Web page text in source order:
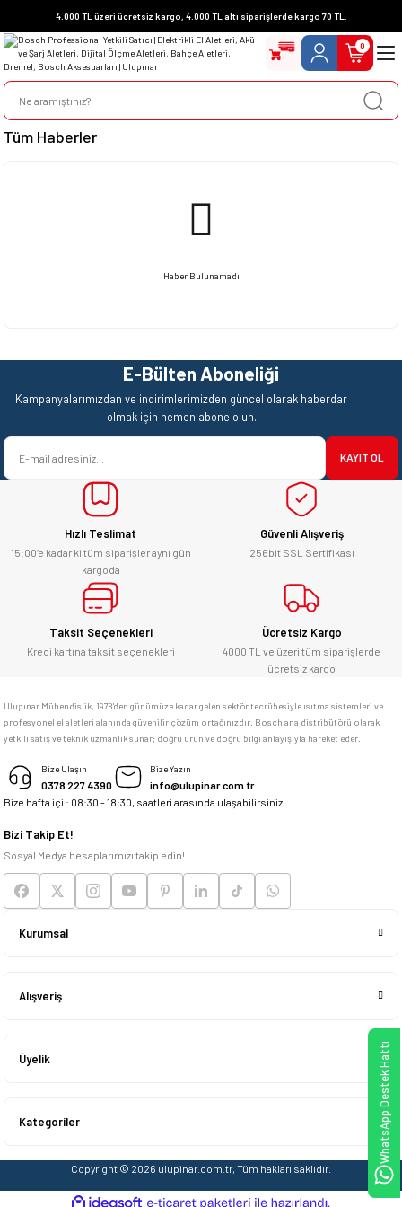
4.000 TL üzeri ücretsiz kargo, 4.000 TL altı siparişlerde kargo 70 TL.
0
Tüm Haberler
Haber Bulunamadı
E-Bülten Aboneliği
Kampanyalarımızdan ve indirimlerimizden güncel olarak haberdar
olmak için hemen abone olun.
KAYIT OL
Hızlı Teslimat
15:00’e kadar ki tüm siparişler aynı gün
kargoda
Güvenli Alışveriş
256bit SSL Sertifikası
Taksit Seçenekleri
Kredi kartına taksit seçenekleri
Ücretsiz Kargo
4000 TL ve üzeri tüm siparişlerde
ücretsiz kargo
Ulupınar Mühendislik, 1978'den günümüze kadar gelen sektör tecrübesiyle ısıtma sistemleri ve
profesyonel el aletleri alanında güvenilir çözüm ortağınızdır. Bosch ana distribütörü olarak
yetkili satış ve teknik uzmanlık sunar; doğru ürün ve doğru bilgi anlayışıyla hareket eder.
Bize Ulaşın
0378 227 4390
Bize Yazın
info@ulupinar.com.tr
Bize hafta içi : 08:30 - 18:30, saatleri arasında ulaşabilirsiniz.
Bizi Takip Et!
Sosyal Medya hesaplarımızı takip edin!
Kurumsal
Alışveriş
Üyelik
Kategoriler
Copyright © 2026 ulupinar.com.tr, Tüm hakları saklıdır.
WhatsApp Destek Hattı
ideasoft e-